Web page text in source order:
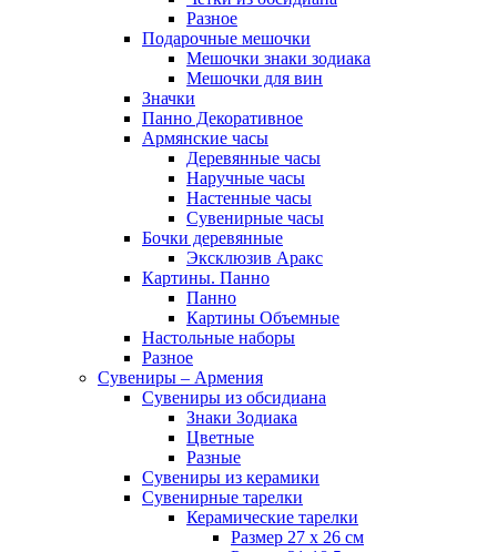
Разное
Подарочные мешочки
Мешочки знаки зодиака
Мешочки для вин
Значки
Панно Декоративное
Армянские часы
Деревянные часы
Наручные часы
Настенные часы
Сувенирные часы
Бочки деревянные
Эксклюзив Аракс
Картины. Панно
Панно
Картины Объемные
Настольные наборы
Разное
Сувениры – Армения
Сувениры из обсидиана
Знаки Зодиака
Цветные
Разные
Сувениры из керамики
Сувенирные тарелки
Керамические тарелки
Размер 27 х 26 см